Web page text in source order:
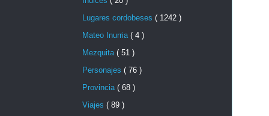
Lugares cordobeses ( 1242 )
Mateo Inurria ( 4 )
Mezquita ( 51 )
Personajes ( 76 )
Provincia ( 68 )
Viajes ( 89 )